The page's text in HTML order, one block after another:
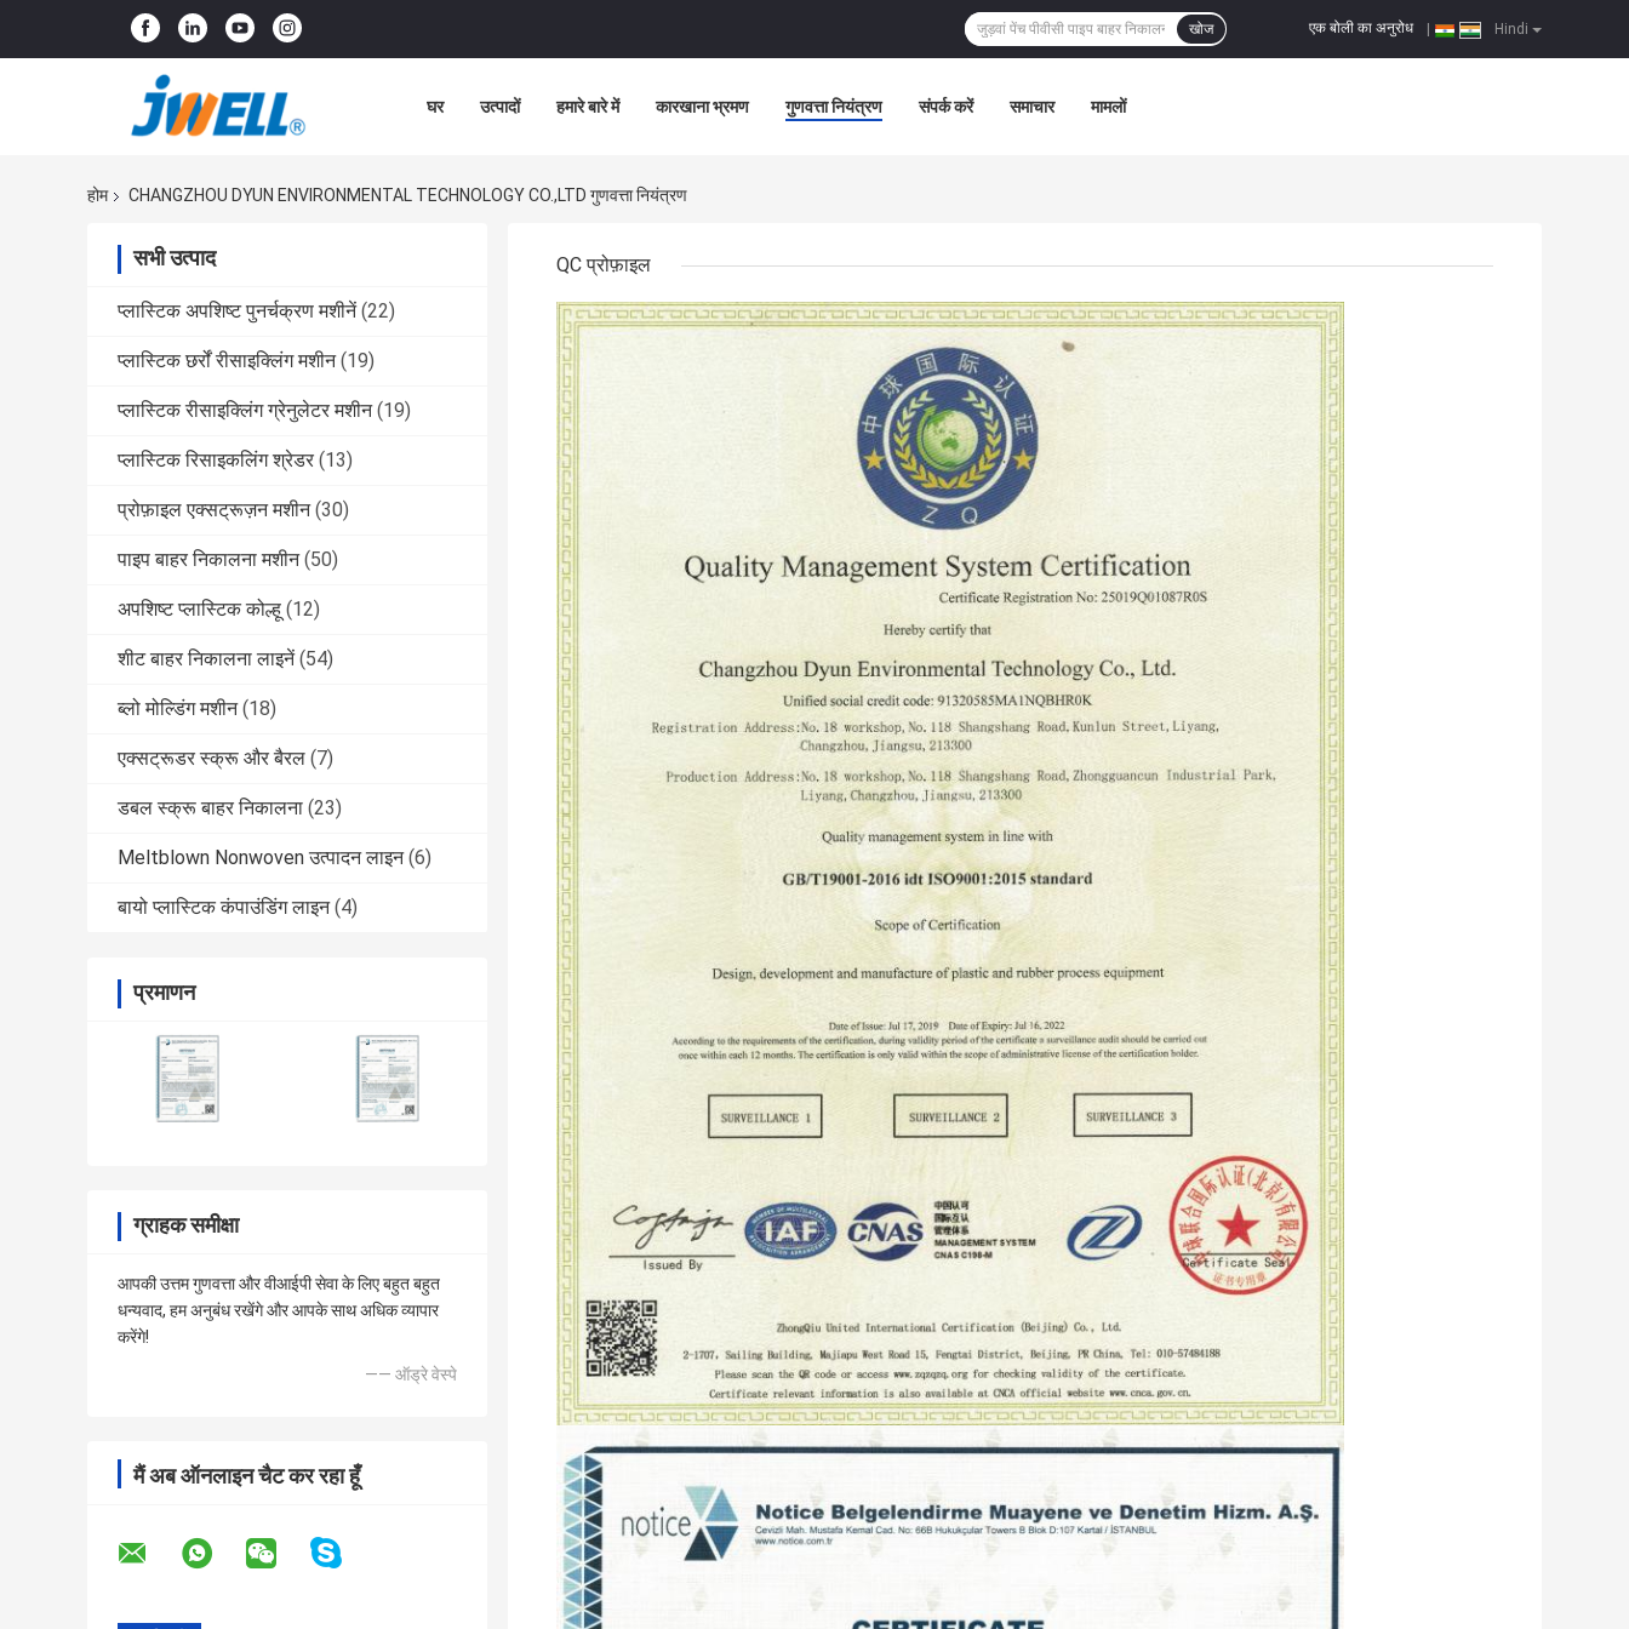
Hindi
एक बोली का अनुरोध
खोज
घर उत्पादों हमारे बारे में कारखाना भ्रमण गुणवत्ता नियंत्रण संपर्क करें समाचार मामलों
होम CHANGZHOU DYUN ENVIRONMENTAL TECHNOLOGY CO.,LTD गुणवत्ता नियंत्रण
सभी उत्पाद
प्लास्टिक अपशिष्ट पुनर्चक्रण मशीनें (22)
प्लास्टिक छर्रों रीसाइक्लिंग मशीन (19)
प्लास्टिक रीसाइक्लिंग ग्रेनुलेटर मशीन (19)
प्लास्टिक रिसाइकलिंग श्रेडर (13)
प्रोफ़ाइल एक्सट्रूज़न मशीन (30)
पाइप बाहर निकालना मशीन (50)
अपशिष्ट प्लास्टिक कोल्हू (12)
शीट बाहर निकालना लाइनें (54)
ब्लो मोल्डिंग मशीन (18)
एक्सट्रूडर स्क्रू और बैरल (7)
डबल स्क्रू बाहर निकालना (23)
Meltblown Nonwoven उत्पादन लाइन (6)
बायो प्लास्टिक कंपाउंडिंग लाइन (4)
प्रमाणन
ग्राहक समीक्षा
आपकी उत्तम गुणवत्ता और वीआईपी सेवा के लिए बहुत बहुत
धन्यवाद, हम अनुबंध रखेंगे और आपके साथ अधिक व्यापार
करेंगे!
—— ऑड्रे वेस्पे
मैं अब ऑनलाइन चैट कर रहा हूँ
QC प्रोफ़ाइल